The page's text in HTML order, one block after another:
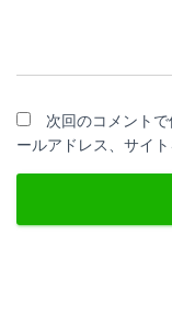
次回のコメント
ールアドレス、サイト